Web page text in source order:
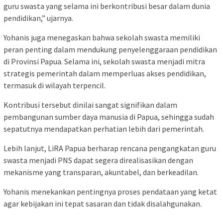
guru swasta yang selama ini berkontribusi besar dalam dunia
pendidikan,” ujarnya.
Yohanis juga menegaskan bahwa sekolah swasta memiliki
peran penting dalam mendukung penyelenggaraan pendidikan
di Provinsi Papua. Selama ini, sekolah swasta menjadi mitra
strategis pemerintah dalam memperluas akses pendidikan,
termasuk di wilayah terpencil.
Kontribusi tersebut dinilai sangat signifikan dalam
pembangunan sumber daya manusia di Papua, sehingga sudah
sepatutnya mendapatkan perhatian lebih dari pemerintah.
Lebih lanjut, LiRA Papua berharap rencana pengangkatan guru
swasta menjadi PNS dapat segera direalisasikan dengan
mekanisme yang transparan, akuntabel, dan berkeadilan.
Yohanis menekankan pentingnya proses pendataan yang ketat
agar kebijakan ini tepat sasaran dan tidak disalahgunakan.